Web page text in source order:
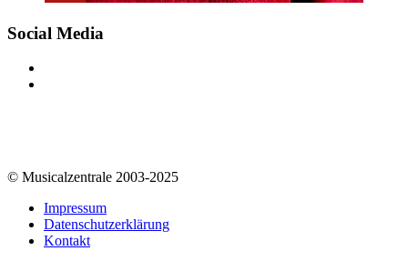
Social Media
© Musicalzentrale 2003-2025
Impressum
Datenschutzerklärung
Kontakt